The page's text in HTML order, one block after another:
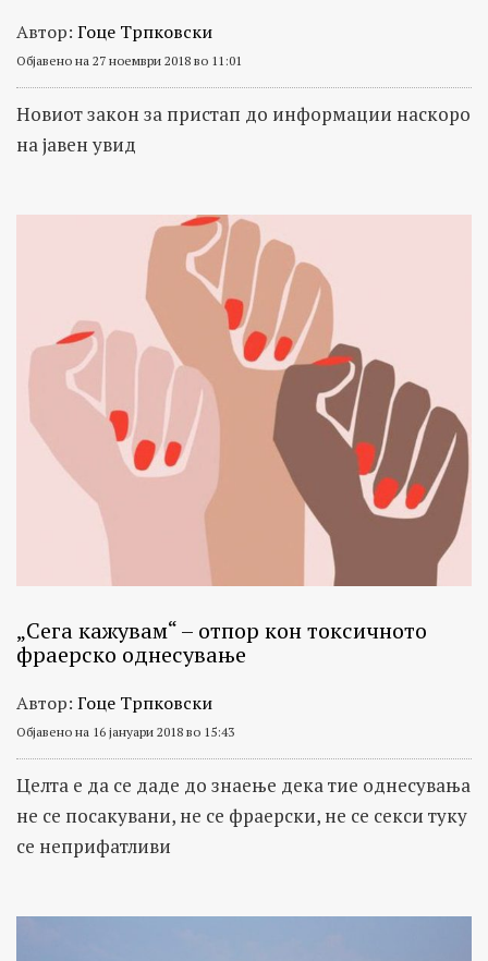
Автор: Гоце Трпковски
Објавено на 27 ноември 2018 во 11:01
Новиот закон за пристап до информации наскоро
на јавен увид
„Сега кажувам“ – отпор кон токсичното
фраерско однесување
Автор: Гоце Трпковски
Објавено на 16 јануари 2018 во 15:43
Целта е да се даде до знаење дека тие однесувања
не се посакувани, не се фраерски, не се секси туку
се неприфатливи